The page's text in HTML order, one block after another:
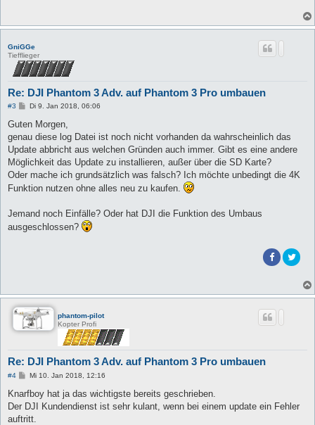
GniGGe
Tiefflieger
Re: DJI Phantom 3 Adv. auf Phantom 3 Pro umbauen
#3
B
i
r
a
Di 9. Jan 2018, 06:06
Guten Morgen,
genau diese log Datei ist noch nicht vorhanden da wahrscheinlich das
Update abbricht aus welchen Gründen auch immer. Gibt es eine andere
Möglichkeit das Update zu installieren, außer über die SD Karte?
Oder mache ich grundsätzlich was falsch? Ich möchte unbedingt die 4K
Funktion nutzen ohne alles neu zu kaufen.
Jemand noch Einfälle? Oder hat DJI die Funktion des Umbaus
ausgeschlossen?
phantom-pilot
Kopter Profi
Re: DJI Phantom 3 Adv. auf Phantom 3 Pro umbauen
#4
B
i
r
a
Mi 10. Jan 2018, 12:16
Knarfboy hat ja das wichtigste bereits geschrieben.
Der DJI Kundendienst ist sehr kulant, wenn bei einem update ein Fehler
auftritt.